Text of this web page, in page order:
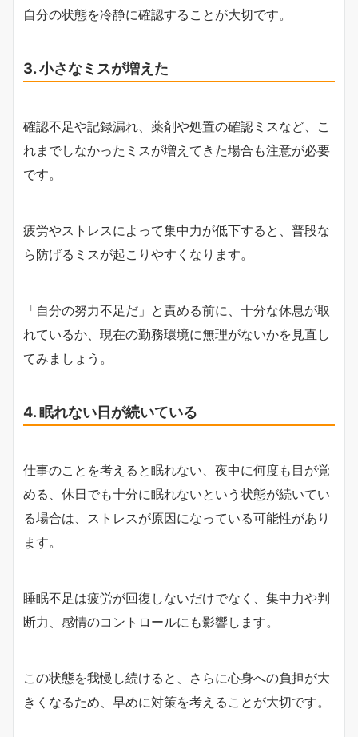
自分の状態を冷静に確認することが大切です。
3. 小さなミスが増えた
確認不足や記録漏れ、薬剤や処置の確認ミスなど、こ
れまでしなかったミスが増えてきた場合も注意が必要
です。
疲労やストレスによって集中力が低下すると、普段な
ら防げるミスが起こりやすくなります。
「自分の努力不足だ」と責める前に、十分な休息が取
れているか、現在の勤務環境に無理がないかを見直し
てみましょう。
4. 眠れない日が続いている
仕事のことを考えると眠れない、夜中に何度も目が覚
める、休日でも十分に眠れないという状態が続いてい
る場合は、ストレスが原因になっている可能性があり
ます。
睡眠不足は疲労が回復しないだけでなく、集中力や判
断力、感情のコントロールにも影響します。
この状態を我慢し続けると、さらに心身への負担が大
きくなるため、早めに対策を考えることが大切です。